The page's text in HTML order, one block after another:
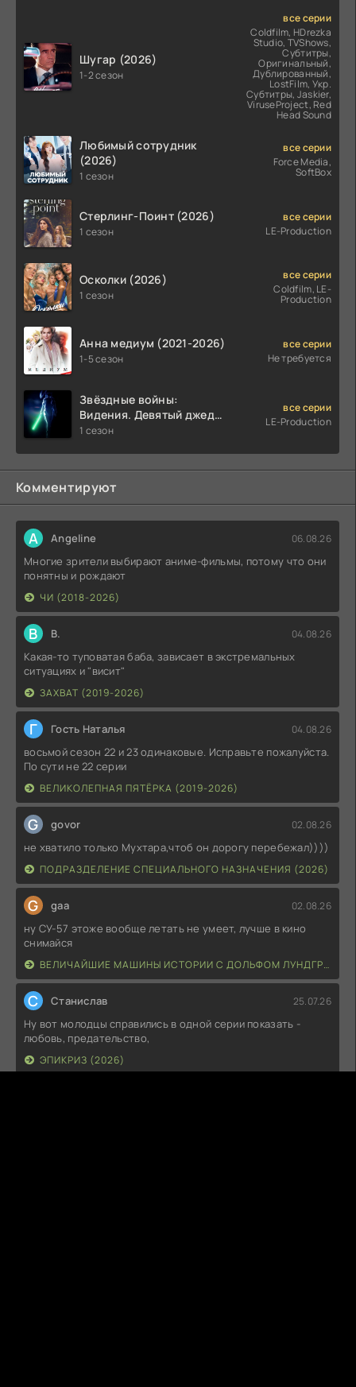
Шугар (2026)
1-2 сезон
все серии
Coldfilm, HDrezka
Studio, TVShows,
Субтитры,
Оригинальный,
Дублированный,
LostFilm, Укр.
Субтитры, Jaskier,
ViruseProject, Red
Head Sound
Любимый сотрудник
(2026)
1 сезон
все серии
Force Media,
SoftBox
Стерлинг-Поинт (2026)
1 сезон
все серии
LE-Production
Осколки (2026)
1 сезон
все серии
Coldfilm, LE-
Production
Анна медиум (2021-2026)
1-5 сезон
все серии
Не требуется
Звёздные войны:
Видения. Девятый джедай
(2026)
1 сезон
все серии
LE-Production
Комментируют
A Angeline 06.08.26
Многие зрители выбирают аниме-фильмы, потому что они
понятны и рождают
ЧИ (2018-2026)
В В. 04.08.26
Какая-то туповатая баба, зависает в экстремальных
ситуациях и "висит"
ЗАХВАТ (2019-2026)
Г Гость Наталья 04.08.26
восьмой сезон 22 и 23 одинаковые. Исправьте пожалуйста.
По сути не 22 серии
ВЕЛИКОЛЕПНАЯ ПЯТЁРКА (2019-2026)
G govor 02.08.26
не хватило только Мухтара,чтоб он дорогу перебежал))))
ПОДРАЗДЕЛЕНИЕ СПЕЦИАЛЬНОГО НАЗНАЧЕНИЯ (2026)
G gaa 02.08.26
ну СУ-57 этоже вообще летать не умеет, лучше в кино
снимайся
ВЕЛИЧАЙШИЕ МАШИНЫ ИСТОРИИ С ДОЛЬФОМ ЛУНДГРЕНОМ (2026)
С Станислав 25.07.26
Ну вот молодцы справились в одной серии показать -
любовь, предательство,
ЭПИКРИЗ (2026)